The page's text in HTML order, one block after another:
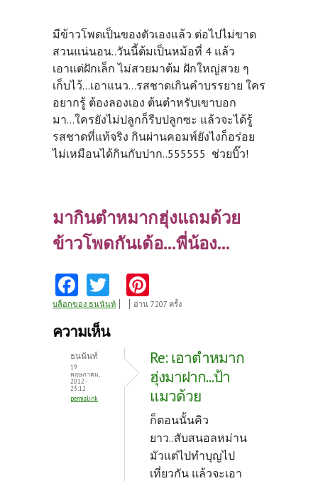
มีข้าวโพดเป็นของตัวเองแล้ว ต่อไปไม่ขาด
สวนแน่นอน..วันนี้ต้มเป็นหม้อที่ 4 แล้ว
เอาแต่ฝักเล็ก ไม่สวยมาต้ม ฝักใหญ่สวย ๆ
เก็บไว้...เอาแนว...รสชาดเกินคำบรรยาย ใคร
อยากรู้ ต้องลองเอง ต้นตำหรับเขาบอก
มา...ใครยังไม่ปลูกก็รีบปลูกซะ แล้วจะได้รู้
รสชาดที่แท้จริง กินผ่านคอมพ์ยังไงก็อร่อย
ไม่เหมือนได้กินกับปาก..555555 ช่วยบิ๊ว!
มากินตำหมากฮุ่งแถมด้วย
ข้าวโพดกันเด้อ...พี่น้อง...
Fa
ce
b
o
o
k
w
itt
er
nt
es
t
บล็อกของ ธนนันท์ อ่าน 7207 ครั้ง
ความเห็น
ธนนันท์
19
พฤษภาคม,
2012 -
23:12
permalink
Re: เอาตำหมาก
ฮุ่งมาฝาก...ป้า
แมวด้วย
ก็ตอนนั้นคิว
ยาว..สับสนอลหม่าน
มัวแต่ไปทำบุญไป
เที่ยวกัน แล้วจะเอา